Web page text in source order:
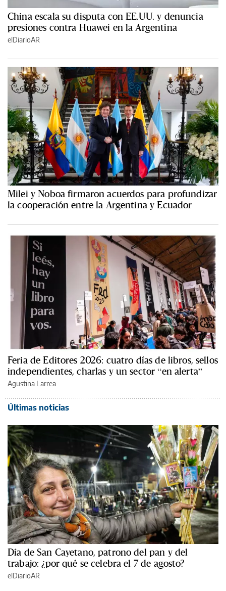
China escala su disputa con EE.UU. y denuncia
presiones contra Huawei en la Argentina
elDiarioAR
Milei y Noboa firmaron acuerdos para profundizar
la cooperación entre la Argentina y Ecuador
Feria de Editores 2026: cuatro días de libros, sellos
independientes, charlas y un sector “en alerta”
Agustina Larrea
Últimas noticias
Día de San Cayetano, patrono del pan y del
trabajo: ¿por qué se celebra el 7 de agosto?
elDiarioAR